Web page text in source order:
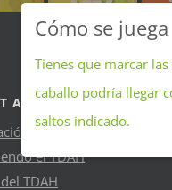
ATENCIÓN E
general TDAH
el TDAH
TDAH
Cómo se juega
Tienes que marcar
caballo podría llegar
saltos indicado.